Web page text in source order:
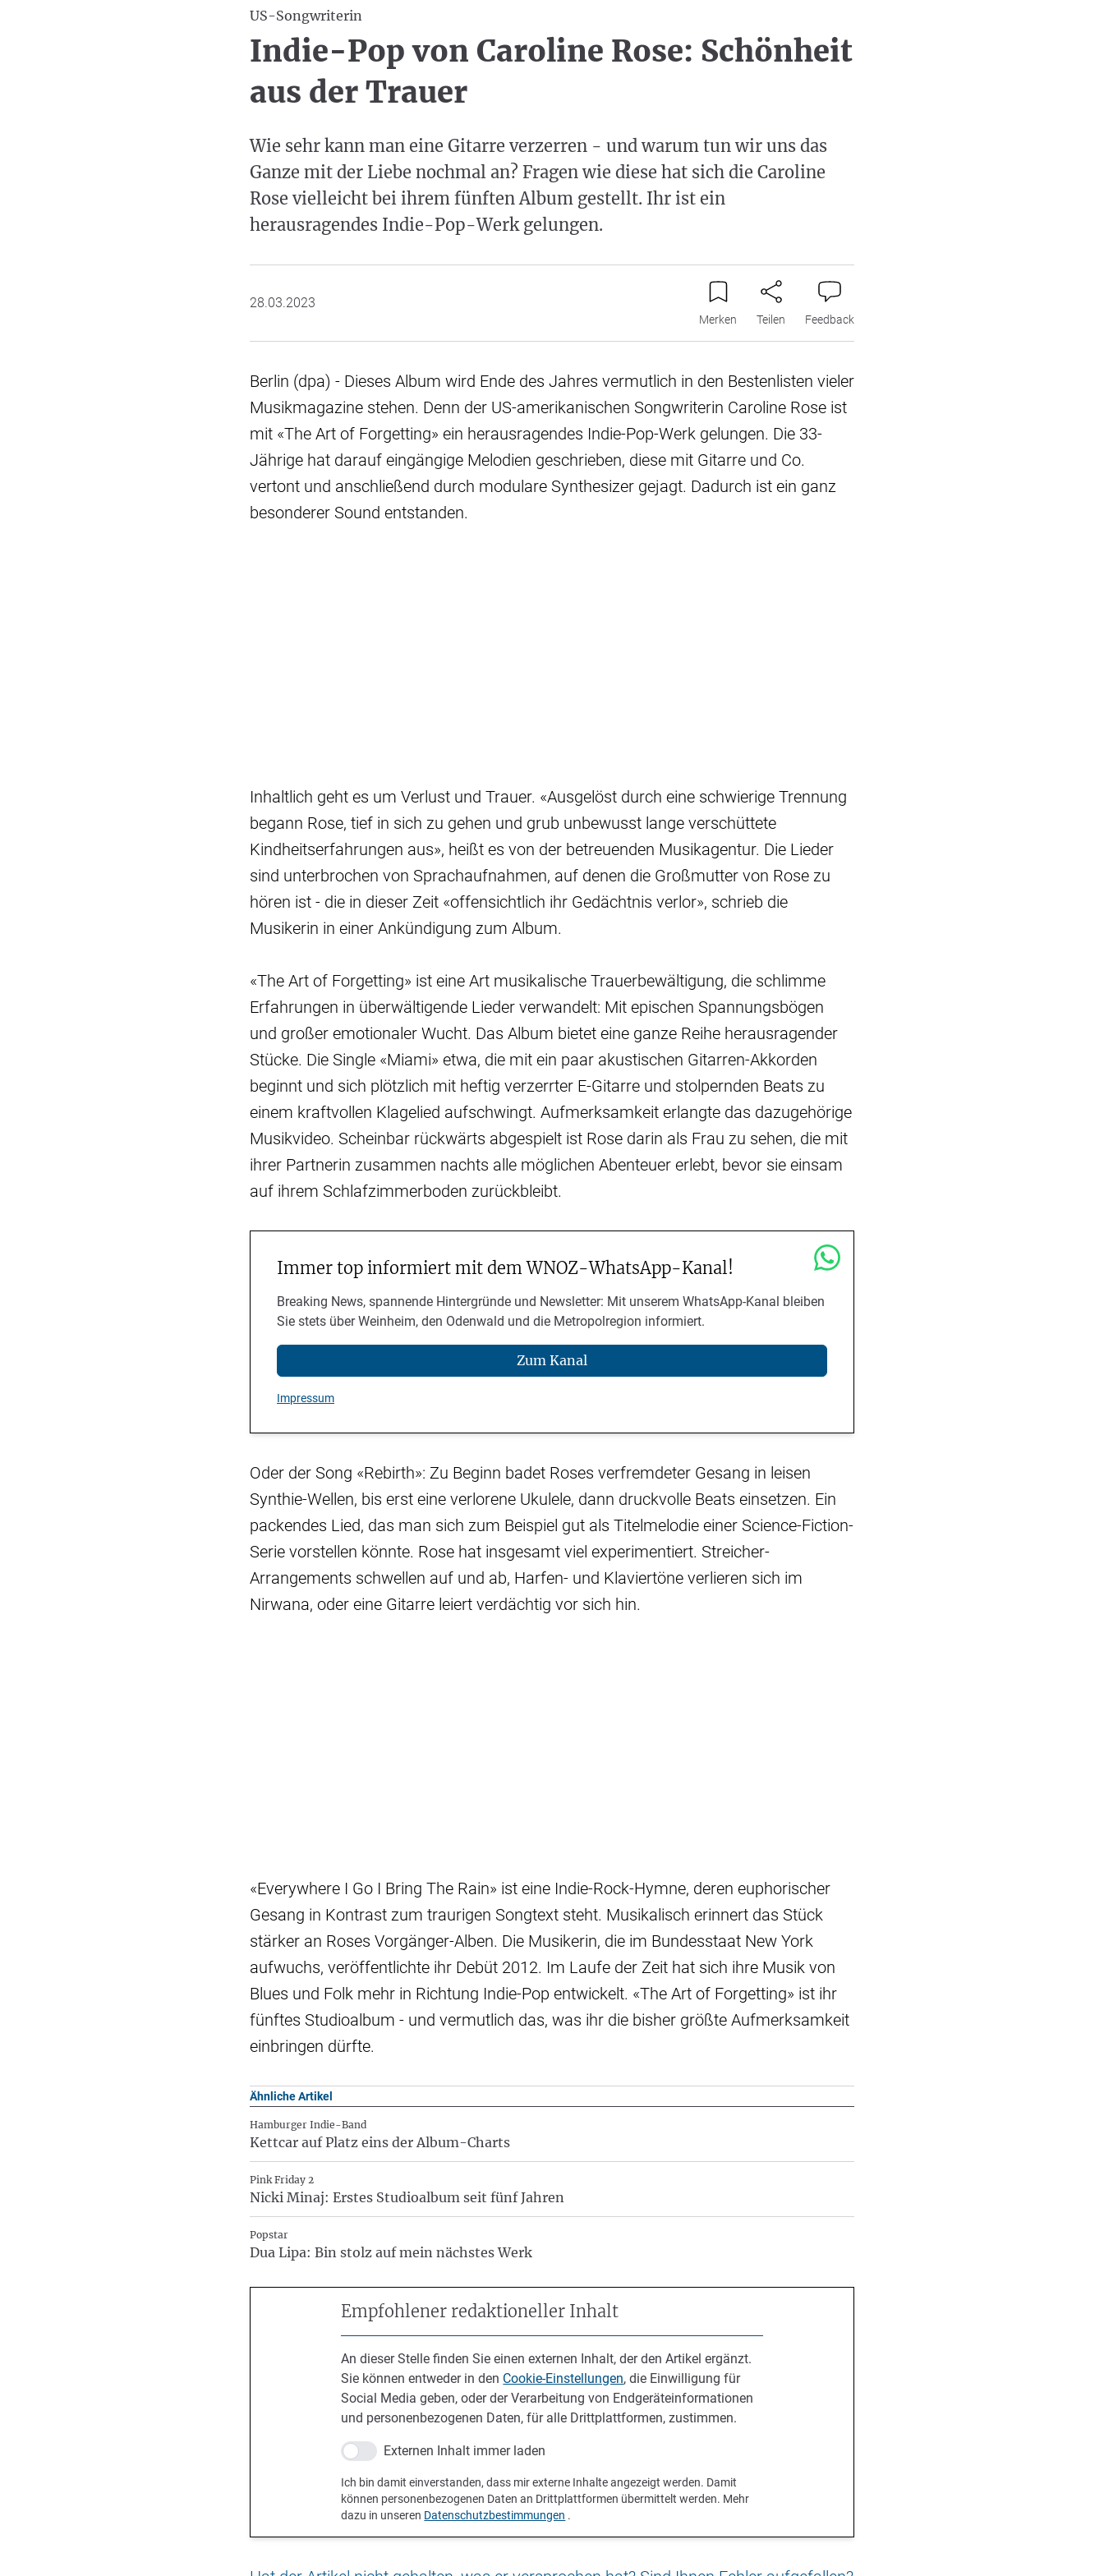
US-Songwriterin
Indie-Pop von Caroline Rose: Schönheit
aus der Trauer
Wie sehr kann man eine Gitarre verzerren - und warum tun wir uns das
Ganze mit der Liebe nochmal an? Fragen wie diese hat sich die Caroline
Rose vielleicht bei ihrem fünften Album gestellt. Ihr ist ein
herausragendes Indie-Pop-Werk gelungen.
28.03.2023
Merken Teilen Feedback
Berlin (dpa) - Dieses Album wird Ende des Jahres vermutlich in den Bestenlisten vieler
Musikmagazine stehen. Denn der US-amerikanischen Songwriterin Caroline Rose ist
mit «The Art of Forgetting» ein herausragendes Indie-Pop-Werk gelungen. Die 33-
Jährige hat darauf eingängige Melodien geschrieben, diese mit Gitarre und Co.
vertont und anschließend durch modulare Synthesizer gejagt. Dadurch ist ein ganz
besonderer Sound entstanden.
Inhaltlich geht es um Verlust und Trauer. «Ausgelöst durch eine schwierige Trennung
begann Rose, tief in sich zu gehen und grub unbewusst lange verschüttete
Kindheitserfahrungen aus», heißt es von der betreuenden Musikagentur. Die Lieder
sind unterbrochen von Sprachaufnahmen, auf denen die Großmutter von Rose zu
hören ist - die in dieser Zeit «offensichtlich ihr Gedächtnis verlor», schrieb die
Musikerin in einer Ankündigung zum Album.
«The Art of Forgetting» ist eine Art musikalische Trauerbewältigung, die schlimme
Erfahrungen in überwältigende Lieder verwandelt: Mit epischen Spannungsbögen
und großer emotionaler Wucht. Das Album bietet eine ganze Reihe herausragender
Stücke. Die Single «Miami» etwa, die mit ein paar akustischen Gitarren-Akkorden
beginnt und sich plötzlich mit heftig verzerrter E-Gitarre und stolpernden Beats zu
einem kraftvollen Klagelied aufschwingt. Aufmerksamkeit erlangte das dazugehörige
Musikvideo. Scheinbar rückwärts abgespielt ist Rose darin als Frau zu sehen, die mit
ihrer Partnerin zusammen nachts alle möglichen Abenteuer erlebt, bevor sie einsam
auf ihrem Schlafzimmerboden zurückbleibt.
Immer top informiert mit dem WNOZ-WhatsApp-Kanal!
Breaking News, spannende Hintergründe und Newsletter: Mit unserem WhatsApp-Kanal bleiben
Sie stets über Weinheim, den Odenwald und die Metropolregion informiert.
Zum Kanal
Impressum
Oder der Song «Rebirth»: Zu Beginn badet Roses verfremdeter Gesang in leisen
Synthie-Wellen, bis erst eine verlorene Ukulele, dann druckvolle Beats einsetzen. Ein
packendes Lied, das man sich zum Beispiel gut als Titelmelodie einer Science-Fiction-
Serie vorstellen könnte. Rose hat insgesamt viel experimentiert. Streicher-
Arrangements schwellen auf und ab, Harfen- und Klaviertöne verlieren sich im
Nirwana, oder eine Gitarre leiert verdächtig vor sich hin.
«Everywhere I Go I Bring The Rain» ist eine Indie-Rock-Hymne, deren euphorischer
Gesang in Kontrast zum traurigen Songtext steht. Musikalisch erinnert das Stück
stärker an Roses Vorgänger-Alben. Die Musikerin, die im Bundesstaat New York
aufwuchs, veröffentlichte ihr Debüt 2012. Im Laufe der Zeit hat sich ihre Musik von
Blues und Folk mehr in Richtung Indie-Pop entwickelt. «The Art of Forgetting» ist ihr
fünftes Studioalbum - und vermutlich das, was ihr die bisher größte Aufmerksamkeit
einbringen dürfte.
Ähnliche Artikel
Hamburger Indie-Band
Kettcar auf Platz eins der Album-Charts
Pink Friday 2
Nicki Minaj: Erstes Studioalbum seit fünf Jahren
Popstar
Dua Lipa: Bin stolz auf mein nächstes Werk
Empfohlener redaktioneller Inhalt
An dieser Stelle finden Sie einen externen Inhalt, der den Artikel ergänzt.
Sie können entweder in den Cookie-Einstellungen, die Einwilligung für
Social Media geben, oder der Verarbeitung von Endgeräteinformationen
und personenbezogenen Daten, für alle Drittplattformen, zustimmen.
Externen Inhalt immer laden
Ich bin damit einverstanden, dass mir externe Inhalte angezeigt werden. Damit
können personenbezogenen Daten an Drittplattformen übermittelt werden. Mehr
dazu in unseren Datenschutzbestimmungen .